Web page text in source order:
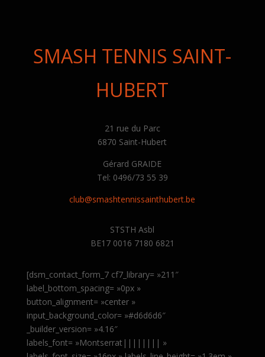
SMASH TENNIS SAINT-
HUBERT
21 rue du Parc
6870 Saint-Hubert
Gérard GRAIDE
Tel: 0496/73 55 39
club@smashtennissainthubert.be
STSTH Asbl
BE17 0016 7180 6821
[dsm_contact_form_7 cf7_library= »211″
label_bottom_spacing= »0px »
button_alignment= »center »
input_background_color= »#d6d6d6″
_builder_version= »4.16″
labels_font= »Montserrat|||||||| »